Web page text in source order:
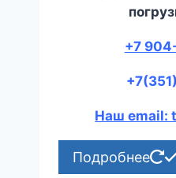
+7
Наш email:
Подробнее